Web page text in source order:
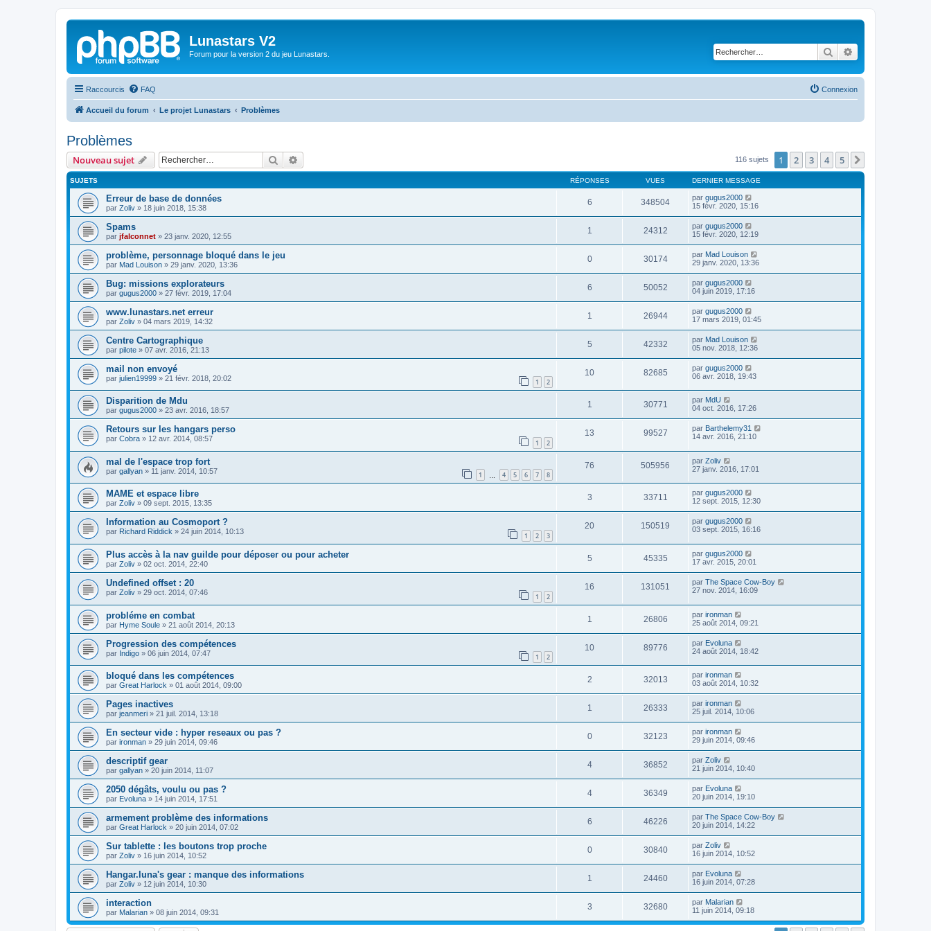
Lunastars V2
Forum pour la version 2 du jeu Lunastars. Rechercher
Raccourcis FAQ Connexion
Accueil du forum Le projet Lunastars Problèmes
Problèmes
Nouveau sujet Rechercher 116 sujets 1 2 3 4 5
SUJETS RÉPONSES VUES DERNIER MESSAGE
Erreur de base de données
par Zoliv » 18 juin 2018, 15:38
6 348504 par gugus2000
15 févr. 2020, 15:16
Spams
par jfalconnet » 23 janv. 2020, 12:55
1 24312 par gugus2000
15 févr. 2020, 12:19
problème, personnage bloqué dans le jeu
par Mad Louison » 29 janv. 2020, 13:36
0 30174 par Mad Louison
29 janv. 2020, 13:36
Bug: missions explorateurs
par gugus2000 » 27 févr. 2019, 17:04
6 50052 par gugus2000
04 juin 2019, 17:16
www.lunastars.net erreur
par Zoliv » 04 mars 2019, 14:32
1 26944 par gugus2000
17 mars 2019, 01:45
Centre Cartographique
par pilote » 07 avr. 2016, 21:13
5 42332 par Mad Louison
05 nov. 2018, 12:36
mail non envoyé
par julien19999 » 21 févr. 2018, 20:02 1 2
10 82685 par gugus2000
06 avr. 2018, 19:43
Disparition de Mdu
par gugus2000 » 23 avr. 2016, 18:57
1 30771 par MdU
04 oct. 2016, 17:26
Retours sur les hangars perso
par Cobra » 12 avr. 2014, 08:57 1 2
13 99527 par Barthelemy31
14 avr. 2016, 21:10
mal de l'espace trop fort
par gallyan » 11 janv. 2014, 10:57 1 4 5 6 7 8
76 505956 par Zoliv
27 janv. 2016, 17:01
MAME et espace libre
par Zoliv » 09 sept. 2015, 13:35
3 33711 par gugus2000
12 sept. 2015, 12:30
Information au Cosmoport ?
par Richard Riddick » 24 juin 2014, 10:13 1 2 3
20 150519 par gugus2000
03 sept. 2015, 16:16
Plus accès à la nav guilde pour déposer ou pour acheter
par Zoliv » 02 oct. 2014, 22:40
5 45335 par gugus2000
17 avr. 2015, 20:01
Undefined offset : 20
par Zoliv » 29 oct. 2014, 07:46 1 2
16 131051 par The Space Cow-Boy
27 nov. 2014, 16:09
probléme en combat
par Hyme Soule » 21 août 2014, 20:13
1 26806 par ironman
25 août 2014, 09:21
Progression des compétences
par Indigo » 06 juin 2014, 07:47 1 2
10 89776 par Evoluna
24 août 2014, 18:42
bloqué dans les compétences
par Great Harlock » 01 août 2014, 09:00
2 32013 par ironman
03 août 2014, 10:32
Pages inactives
par jeanmeri » 21 juil. 2014, 13:18
1 26333 par ironman
25 juil. 2014, 10:06
En secteur vide : hyper reseaux ou pas ?
par ironman » 29 juin 2014, 09:46
0 32123 par ironman
29 juin 2014, 09:46
descriptif gear
par gallyan » 20 juin 2014, 11:07
4 36852 par Zoliv
21 juin 2014, 10:40
2050 dégâts, voulu ou pas ?
par Evoluna » 14 juin 2014, 17:51
4 36349 par Evoluna
20 juin 2014, 19:10
armement problème des informations
par Great Harlock » 20 juin 2014, 07:02
6 46226 par The Space Cow-Boy
20 juin 2014, 14:22
Sur tablette : les boutons trop proche
par Zoliv » 16 juin 2014, 10:52
0 30840 par Zoliv
16 juin 2014, 10:52
Hangar.luna's gear : manque des informations
par Zoliv » 12 juin 2014, 10:30
1 24460 par Evoluna
16 juin 2014, 07:28
interaction
par Malarian » 08 juin 2014, 09:31
3 32680 par Malarian
11 juin 2014, 09:18